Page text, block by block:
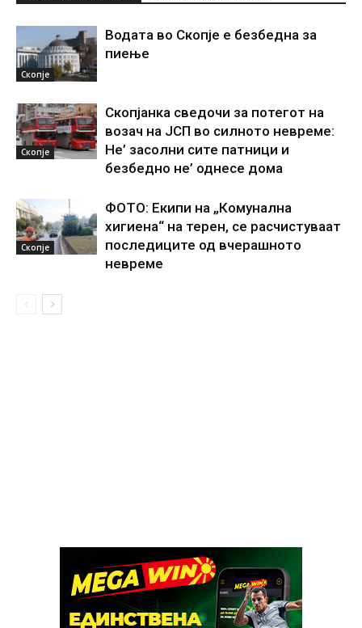
Скопје
Водата во Скопје е безбедна за
пиење
Скопје
Скопјанка сведочи за потегот на
возач на ЈСП во силното невреме:
Не’ засолни сите патници и
безбедно не’ однесе дома
Скопје
ФОТО: Екипи на „Комунална
хигиена“ на терен, се расчистуваат
последиците од вчерашното
невреме